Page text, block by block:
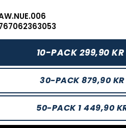
10-PACK 299,90
30-PACK 879,90
50-PACK 1 449,90